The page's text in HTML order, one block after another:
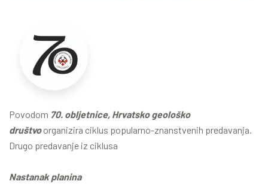
Povodom 70. obljetnice, Hrvatsko geološko
društvoorganizira ciklus popularno-znanstvenih predavanja.
Drugo predavanje iz ciklusa
Nastanak planina